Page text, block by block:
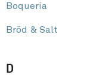
Boqueria
Bröd & Salt
D